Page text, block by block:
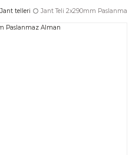
Jant telleri Jant Teli 2x290mm